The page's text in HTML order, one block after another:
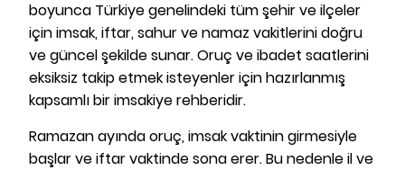
boyunca Türkiye genelindeki tüm şehir ve ilçeler
için imsak, iftar, sahur ve namaz vakitlerini doğru
ve güncel şekilde sunar. Oruç ve ibadet saatlerini
eksiksiz takip etmek isteyenler için hazırlanmış
kapsamlı bir imsakiye rehberidir.
Ramazan ayında oruç, imsak vaktinin girmesiyle
başlar ve iftar vaktinde sona erer. Bu nedenle il ve